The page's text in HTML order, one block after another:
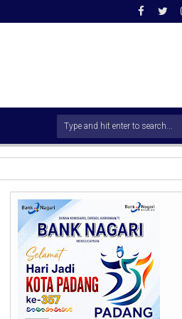
Kavling.